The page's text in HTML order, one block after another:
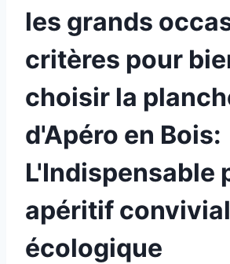
les grands
critères pour
choisir la
d'Apéro en Bois:
L'Indispensable
apéritif
écologique